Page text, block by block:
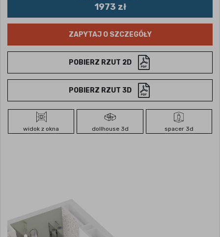
1973 zł
ZAPYTAJ O SZCZEGÓŁY
POBIERZ RZUT 2D
POBIERZ RZUT 3D
widok z okna dollhouse 3d spacer 3d